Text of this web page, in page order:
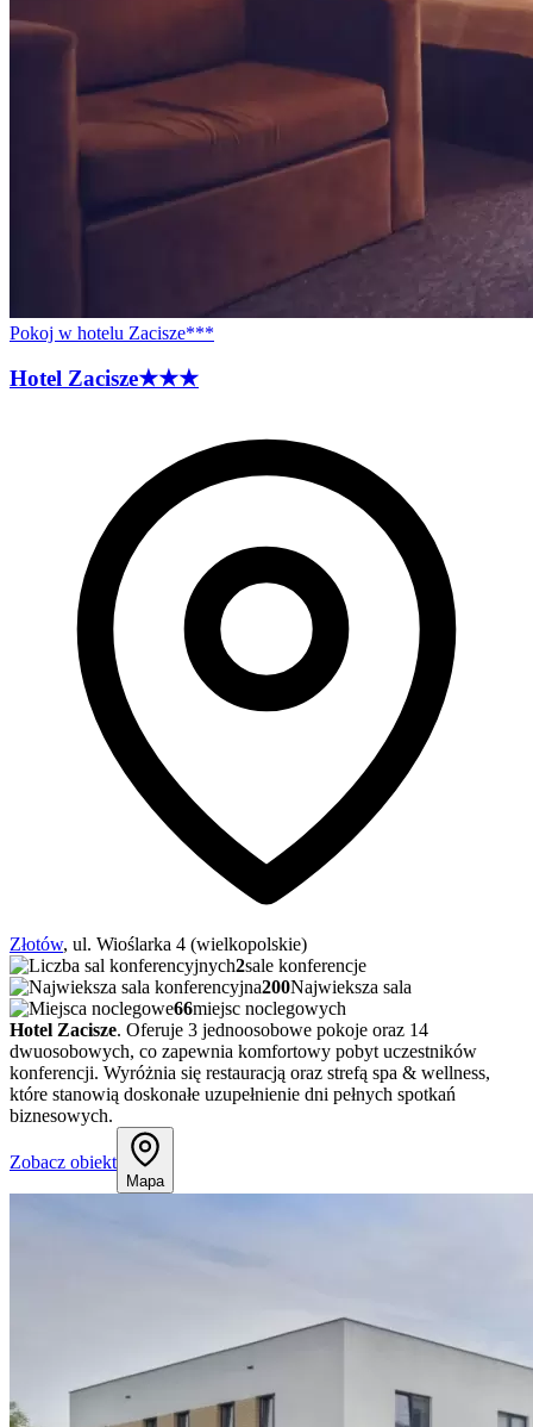
Pokoj w hotelu Zacisze***
Hotel Zacisze★★★
Złotów, ul. Wioślarka 4 (wielkopolskie)
2sale konferencje
200Najwieksza sala
66miejsc noclegowych
Hotel Zacisze. Oferuje 3 jednoosobowe pokoje oraz 14
dwuosobowych, co zapewnia komfortowy pobyt uczestników
konferencji. Wyróżnia się restauracją oraz strefą spa & wellness,
które stanowią doskonałe uzupełnienie dni pełnych spotkań
biznesowych.
Zobacz obiekt
Mapa